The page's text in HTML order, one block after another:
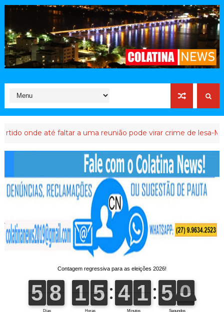
até faltar a uma reunião pode virar crime de lesa-Malta